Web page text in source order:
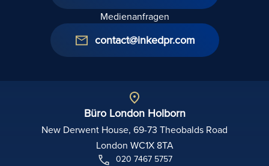
Medienanfragen
contact@inkedpr.com
Büro London Holborn
New Derwent House, 69-73 Theobalds Road
London WC1X 8TA
020 7467 5757